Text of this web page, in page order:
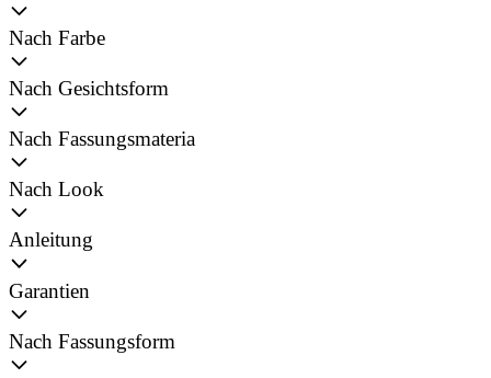
Nach Farbe
Nach Gesichtsform
Nach Fassungsmateria
Nach Look
Anleitung
Garantien
Nach Fassungsform